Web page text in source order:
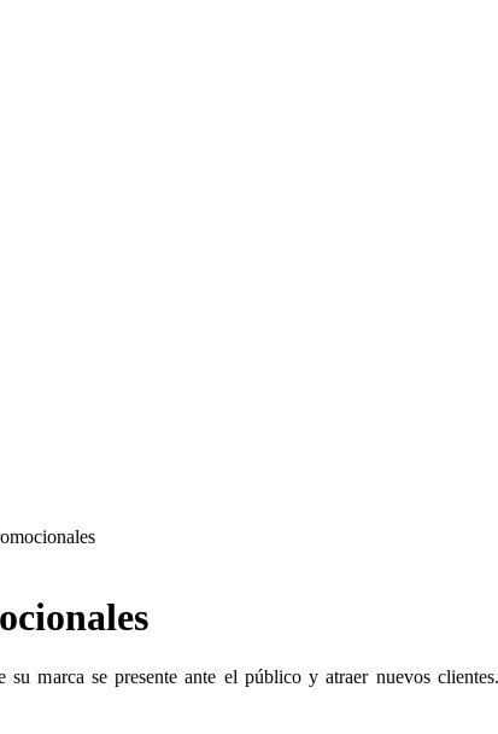
marca se presente ante el público y atraer nuevos